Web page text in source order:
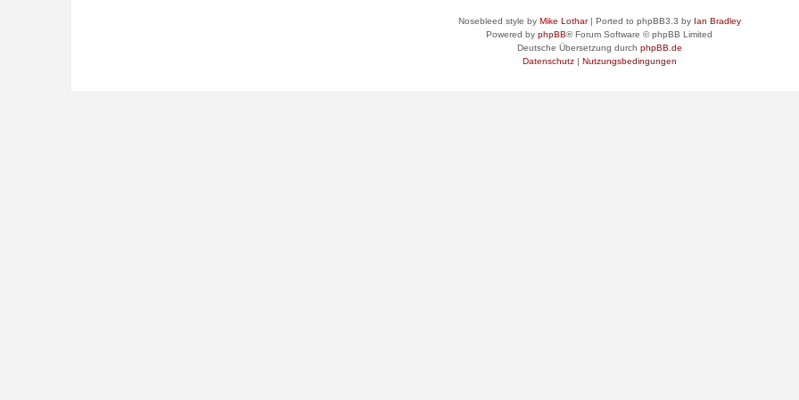
Nosebleed style by Mike Lothar| Ported to phpBB3.3 by Ian Bradley
Powered by phpBB® Forum Software © phpBB Limited
Deutsche Übersetzung durch phpBB.de
Datenschutz| Nutzungsbedingungen